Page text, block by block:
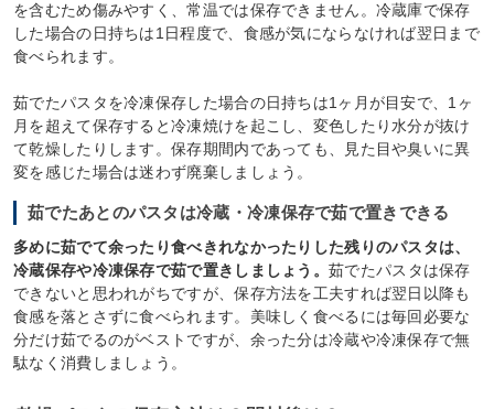
を含むため傷みやすく、常温では保存できません。冷蔵庫で保存
した場合の日持ちは1日程度で、食感が気にならなければ翌日まで
食べられます。
茹でたパスタを冷凍保存した場合の日持ちは1ヶ月が目安で、1ヶ
月を超えて保存すると冷凍焼けを起こし、変色したり水分が抜け
て乾燥したりします。保存期間内であっても、見た目や臭いに異
変を感じた場合は迷わず廃棄しましょう。
茹でたあとのパスタは冷蔵・冷凍保存で茹で置きできる
多めに茹でて余ったり食べきれなかったりした残りのパスタは、
冷蔵保存や冷凍保存で茹で置きしましょう。 茹でたパスタは保存
できないと思われがちですが、保存方法を工夫すれば翌日以降も
食感を落とさずに食べられます。美味しく食べるには毎回必要な
分だけ茹でるのがベストですが、余った分は冷蔵や冷凍保存で無
駄なく消費しましょう。